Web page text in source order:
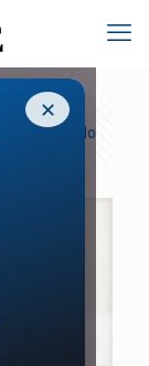
✕
Exibir tudo